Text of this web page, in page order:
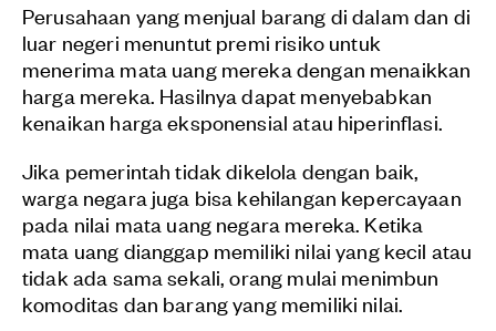
Perusahaan yang menjual barang di dalam dan di
luar negeri menuntut premi risiko untuk
menerima mata uang mereka dengan menaikkan
harga mereka. Hasilnya dapat menyebabkan
kenaikan harga eksponensial atau hiperinflasi.
Jika pemerintah tidak dikelola dengan baik,
warga negara juga bisa kehilangan kepercayaan
pada nilai mata uang negara mereka. Ketika
mata uang dianggap memiliki nilai yang kecil atau
tidak ada sama sekali, orang mulai menimbun
komoditas dan barang yang memiliki nilai.